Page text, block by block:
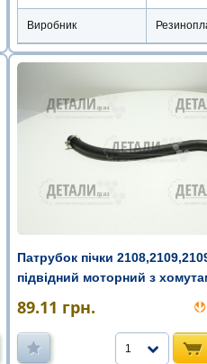
Виробник
Патрубок пічки
підвідний моторний з
89.11 грн.
1